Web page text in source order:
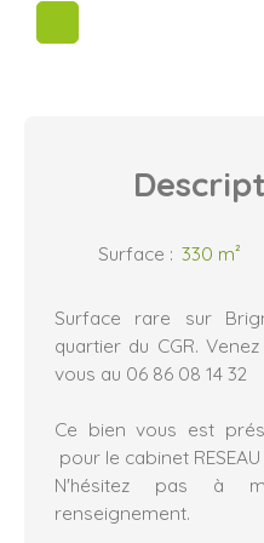
Surface : 330 m²
Surface rare sur
quartier du CGR.
vous au 06 86 08 14 32
Ce bien vous est
pour le cabinet RESEAU
N'hésitez pas à
renseignement.